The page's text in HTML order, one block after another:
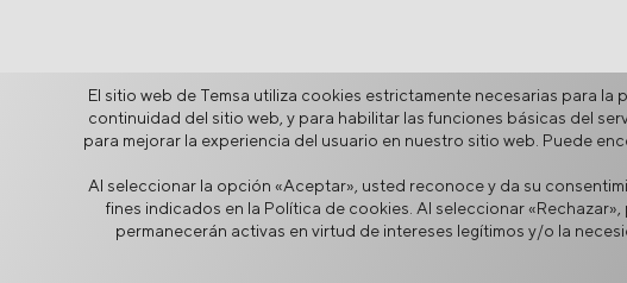
Seguridad de la Información Aviso Legal Privacidad Política de
El sitio web de Temsa utiliza cookies estrictamente necesarias para
continuidad del sitio web, y para habilitar las funciones básicas del
para mejorar la experiencia del usuario en nuestro sitio web. Puede
Al seleccionar la opción «Aceptar», usted reconoce y da su
fines indicados en la Política de cookies. Al seleccionar
permanecerán activas en virtud de intereses legítimos y/o la